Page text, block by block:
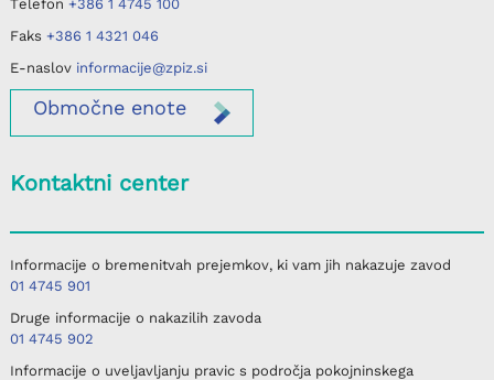
Telefon +386 1 4745 100
Faks +386 1 4321 046
E-naslov informacije@zpiz.si
Območneenote
Kontaktni center
Informacije o bremenitvah prejemkov, ki vam jih nakazuje zavod
01 4745 901
Druge informacije o nakazilih zavoda
01 4745 902
Informacije o uveljavljanju pravic s področja pokojninskega